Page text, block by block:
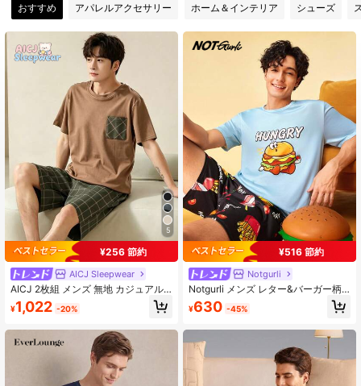
4.85 21K フォロワー
4.85 21K フォロワー
21K フォロワー
4.85 21K フォロワー
おすすめ アパレルアクセサリー ホーム＆インテリア シューズ
5
¥256 節約
AICJ Sleepwear
AICJ 2枚組 メンズ 無地 カジュアル
ルーズ ミニマリスト ポケット ラウ
ンドネック 半袖 チェック柄ショーツ
¥1,022 -20%
¥516 節約
Notgurli
Notgurli メンズ レター&バーガー柄
半袖トップス&ショーツ カジュアル
デイリー ホームウェアセット
¥630 -45%